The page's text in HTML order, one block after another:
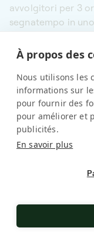
À propos des
Nous utilisons les
informations sur
pour fournir des
pour améliorer et
publicités.
En savoir plus
avvolgitori per 3
segnatempo in
automatici vanno
dotati di motori di
rotazione la
proteggendo i
precisione. Un
prestigiose
cultura